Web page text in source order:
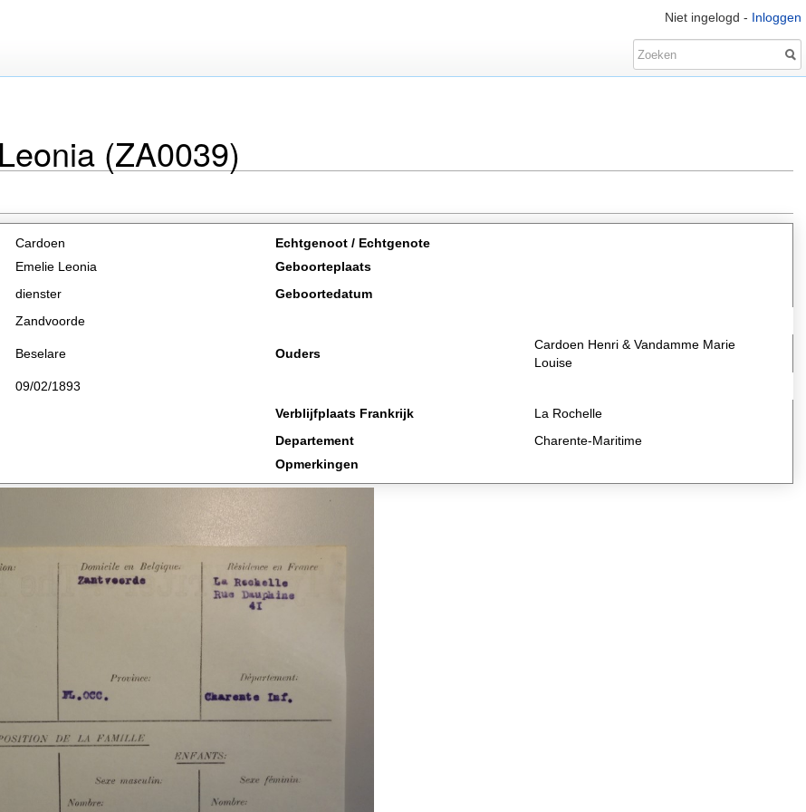
Niet ingelogd - Inloggen
(ZA0039)
Cardoen
Echtgenoot / Echtgenote
Emelie Leonia
Geboorteplaats
dienster
Geboortedatum
Zandvoorde
Beselare Ouders
Cardoen Henri & Vandamme Marie
Louise
09/02/1893
Verblijfplaats Frankrijk
La Rochelle
Departement
Charente-Maritime
Opmerkingen